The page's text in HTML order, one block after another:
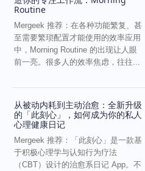
Routine
Mergeek 推荐：在各种功能繁复、甚
至需要繁琐配置才能使用的效率应用
中，Morning Routine 的出现让人眼
前一亮。很多人的效率焦虑，往往...
从被动内耗到主动治愈：全新升级
的「此刻心」，如何成为你的私人
心理健康日记
Mergeek 推荐：「此刻心」是一款基
于积极心理学与认知行为疗法
（CBT）设计的治愈系日记 App。不